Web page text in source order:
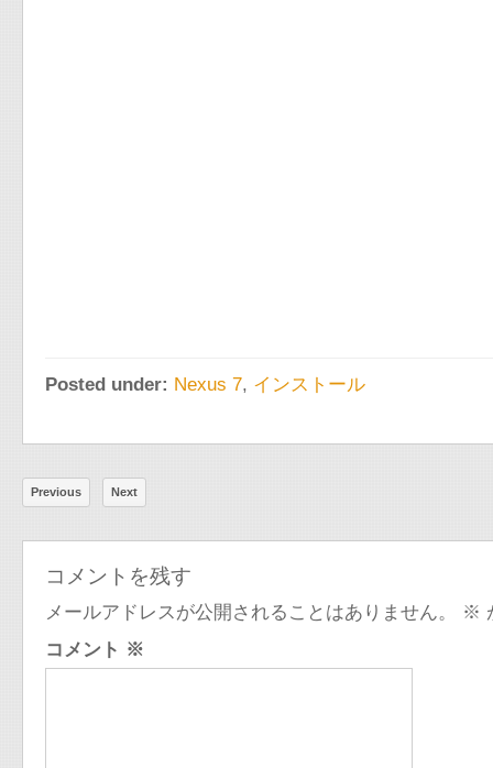
Posted under: Nexus 7, インストール
Previous Next
コメントを残す
メールアドレスが公開されることはありません。 ※
コメント ※